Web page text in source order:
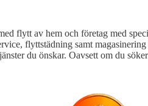
flytt av hem och företag med
flyttstädning samt
du önskar. Oavsett om du